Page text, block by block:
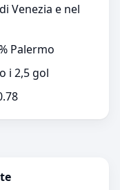
Venezia e nel
Palermo
i 2,5 gol